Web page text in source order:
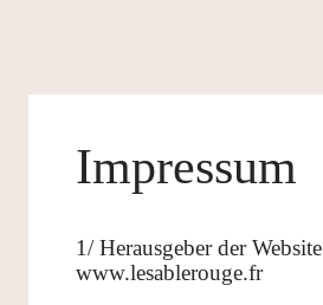
Impressum
1/ Herausgeber der Website
www.lesablerouge.fr